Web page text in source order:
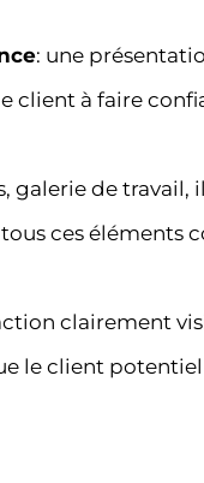
: une
client à faire
galerie de travail,
ces éléments
clairement
le client